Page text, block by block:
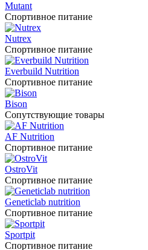
Mutant
Спортивное питание
Nutrex
Спортивное питание
Everbuild Nutrition
Спортивное питание
Bison
Сопутствующие товары
AF Nutrition
Спортивное питание
OstroVit
Спортивное питание
Geneticlab nutrition
Спортивное питание
Sportpit
Спортивное питание